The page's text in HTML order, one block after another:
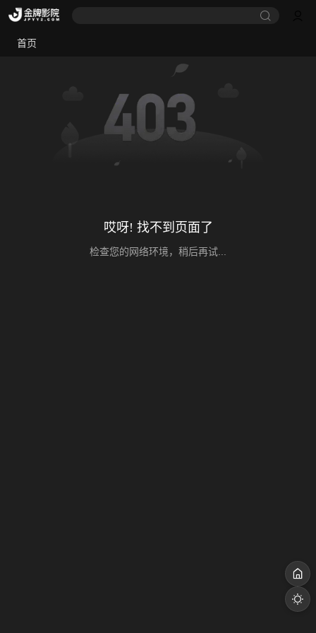
首页
哎呀! 找不到页面了
检查您的网络环境，稍后再试...